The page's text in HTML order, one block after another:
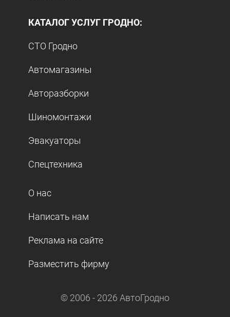
КАТАЛОГ УСЛУГ ГРОДНО:
СТО Гродно
Автомагазины
Авторазборки
Шиномонтажи
Эвакуаторы
Спецтехника
О нас
Написать нам
Реклама на сайте
Разместить фирму
© 2006 - 2026 АвтоГродно